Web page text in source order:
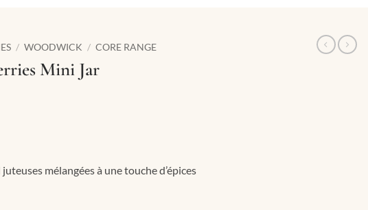
/ WOODWICK / CORE RANGE
Mini Jar
mélangées à une touche d’épices